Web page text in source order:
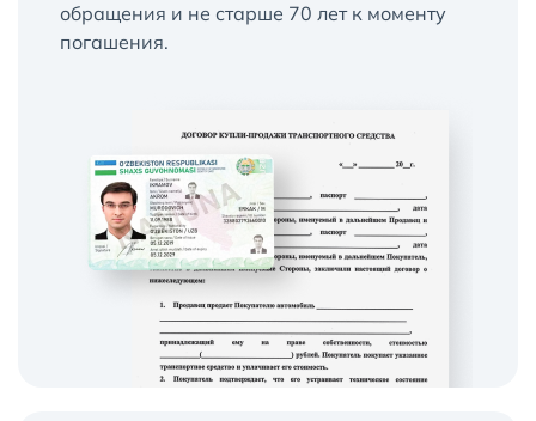
обращения и не старше 70 лет к моменту
погашения.